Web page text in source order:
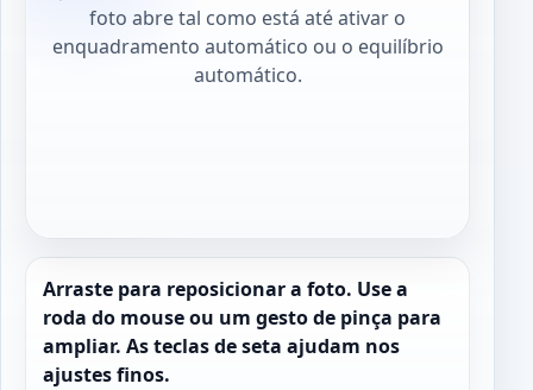
foto abre tal como está até ativar o
enquadramento automático ou o equilíbrio
automático.
Arraste para reposicionar a foto. Use a
roda do mouse ou um gesto de pinça para
ampliar. As teclas de seta ajudam nos
ajustes finos.